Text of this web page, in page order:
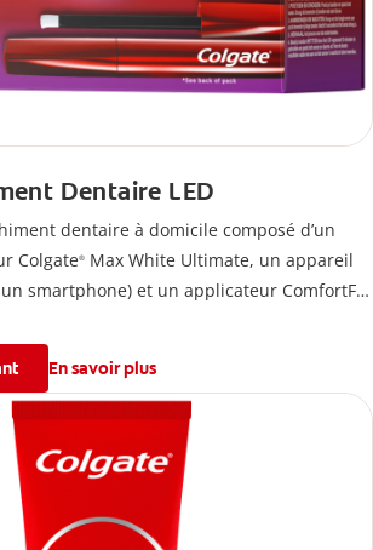
Dentaire LED
dentaire à domicile composé d’un
Colgate® Max White Ultimate, un appareil
smartphone) et un applicateur ComfortFit
deux fois par jour pendant 2 semaines, les
la nourriture et les boissons depuis 20 ans
En savoir plus